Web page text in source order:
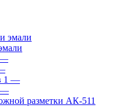
1 —
—
разметки АК-511